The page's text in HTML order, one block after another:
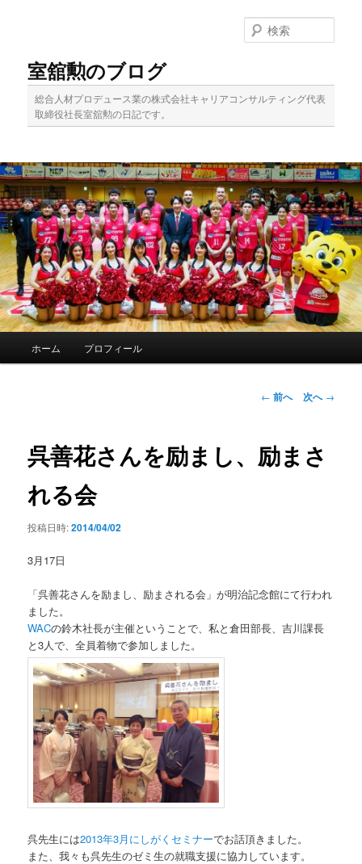
移
動
室舘勲のブログ
総合人材プロデュース業の株式会社キャリアコンサルティング代表
取締役社長室舘勲の日記です。
索
ホーム プロフィール
投
ビ
ゲ
← 前へ 次へ→
呉善花さんを励まし、励まさ
れる会
投稿日時:2014/04/02
3月17日
「呉善花さんを励まし、励まされる会」が明治記念館にて行われ
ました。
WACの鈴木社長が主催ということで、私と倉田部長、吉川課長
と3人で、全員着物で参加しました。
呉先生には2013年3月にしがくセミナーでお話頂きました。
また、我々も呉先生のゼミ生の就職支援に協力しています。